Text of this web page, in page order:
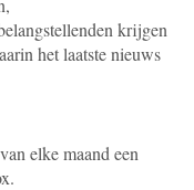
krijgen
het laatste nieuws
elke maand een